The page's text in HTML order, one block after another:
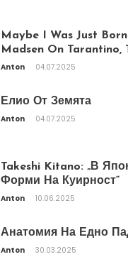
Maybe I Was Just
Madsen On Tarantino,
Anton 04.07.2025
Елио От Земята
Anton 04.07.2025
Takeshi Kitano: „В
Форми На Куирност“
Anton 10.06.2025
Анатомия На Едно
Anton 30.03.2025